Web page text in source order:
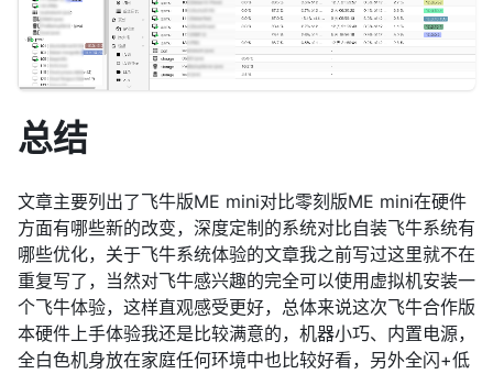
总结
文章主要列出了飞牛版ME mini对比零刻版ME mini在硬件
方面有哪些新的改变，深度定制的系统对比自装飞牛系统有
哪些优化，关于飞牛系统体验的文章我之前写过这里就不在
重复写了，当然对飞牛感兴趣的完全可以使用虚拟机安装一
个飞牛体验，这样直观感受更好，总体来说这次飞牛合作版
本硬件上手体验我还是比较满意的，机器小巧、内置电源，
全白色机身放在家庭任何环境中也比较好看，另外全闪+低